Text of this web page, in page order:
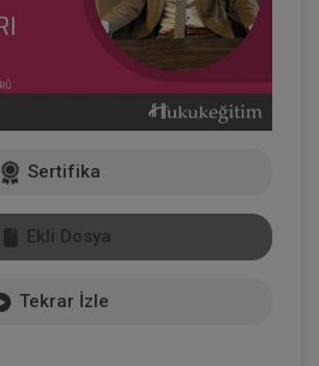
Sertifika
Ekli Dosya
Tekrar İzle